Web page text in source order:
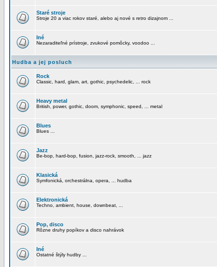
Staré stroje
Stroje 20 a viac rokov staré, alebo aj nové s retro dizajnom ...
Iné
Nezaraditeľné prístroje, zvukové pomôcky, voodoo ...
Hudba a jej posluch
Rock
Classic, hard, glam, art, gothic, psychedelic, ... rock
Heavy metal
British, power, gothic, doom, symphonic, speed, ... metal
Blues
Blues ...
Jazz
Be-bop, hard-bop, fusion, jazz-rock, smooth, ... jazz
Klasická
Symfonická, orchestrálna, opera, ... hudba
Elektronická
Techno, ambient, house, downbeat, ...
Pop, disco
Rôzne druhy popíkov a disco nahrávok
Iné
Ostatné štýly hudby ...